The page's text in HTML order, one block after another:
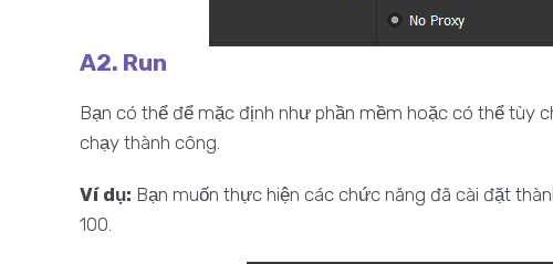
A2. Run
Bạn có thể để mặc định như phần mềm hoặc có thể tùy
chạy thành công.
Ví dụ: Bạn muốn thực hiện các chức năng đã cài đặt
100.